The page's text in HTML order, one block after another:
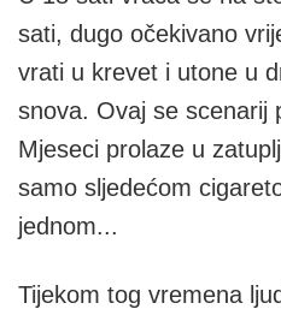
sati, dugo očekivano
vrati u krevet i utone u
snova. Ovaj se scenarij
Mjeseci prolaze u
samo sljedećom
jednom...
Tijekom tog vremena